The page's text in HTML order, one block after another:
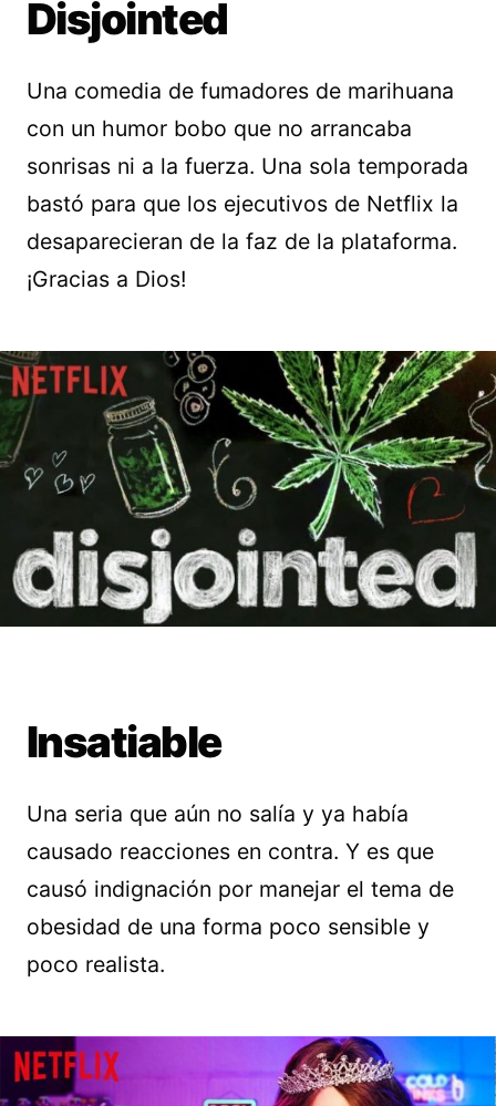
Disjointed
Una comedia de fumadores de marihuana
con un humor bobo que no arrancaba
sonrisas ni a la fuerza. Una sola temporada
bastó para que los ejecutivos de Netflix la
desaparecieran de la faz de la plataforma.
¡Gracias a Dios!
Insatiable
Una seria que aún no salía y ya había
causado reacciones en contra. Y es que
causó indignación por manejar el tema de
obesidad de una forma poco sensible y
poco realista.